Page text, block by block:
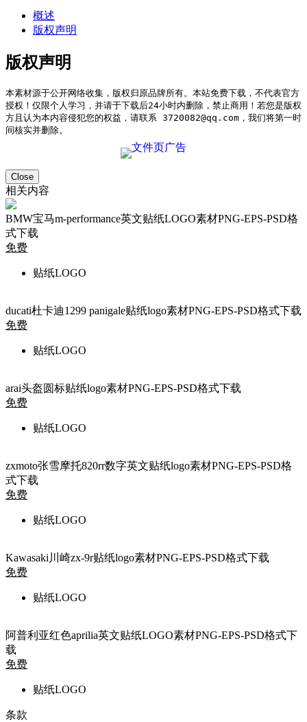
概述
版权声明
版权声明
本素材源于公开网络收集，版权归原品牌所有。本站免费下载，不代表官方
授权！仅限个人学习，并请于下载后24小时内删除，禁止商用！若您是版权
方且认为本内容侵犯您的权益，请联系 3720082@qq.com，我们将第一时
间核实并删除。
Close
相关内容
BMW宝马m-performance英文贴纸LOGO素材PNG-EPS-PSD格
式下载
免费
贴纸LOGO
ducati杜卡迪1299 panigale贴纸logo素材PNG-EPS-PSD格式下载
免费
贴纸LOGO
arai头盔圆标贴纸logo素材PNG-EPS-PSD格式下载
免费
贴纸LOGO
zxmoto张雪摩托820rr数字英文贴纸logo素材PNG-EPS-PSD格
式下载
免费
贴纸LOGO
Kawasaki川崎zx-9r贴纸logo素材PNG-EPS-PSD格式下载
免费
贴纸LOGO
阿普利亚红色aprilia英文贴纸LOGO素材PNG-EPS-PSD格式下
载
免费
贴纸LOGO
条款